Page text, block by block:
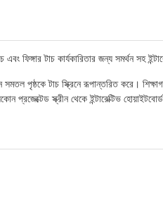
টাচ কার্যকারিতার জন্য সমর্থন সহ
সমতল পৃষ্ঠকে টাচ স্ক্রিনে রূপান্তরিত করে।
স্ক্রীন থেকে ইন্টারেক্টিভ